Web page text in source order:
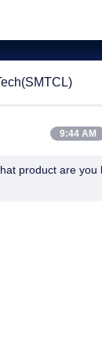
30-18:00
route de Moyu,
9:44 AM
product are you